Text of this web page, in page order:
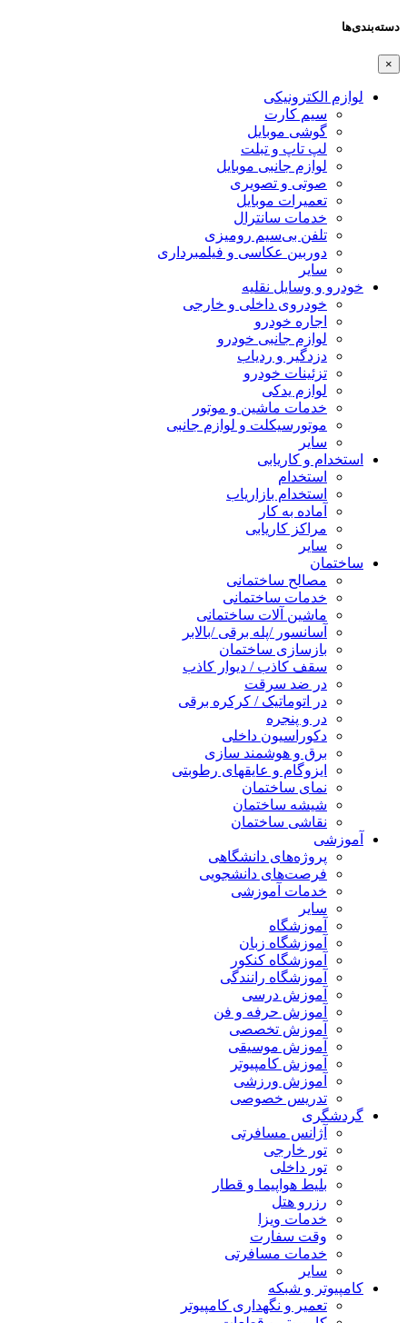
دسته‌بندی‌ها
×
لوازم الکترونیکی
سیم کارت
گوشی موبایل
لپ تاپ و تبلت
لوازم جانبی موبایل
صوتی و تصویری
تعمیرات موبایل
خدمات سانترال
تلفن بی‌سیم رومیزی
دوربین عکاسی و فیلمبرداری
سایر
خودرو و وسایل نقلیه
خودروی داخلی و خارجی
اجاره خودرو
لوازم جانبی خودرو
دزدگیر و ردیاب
تزئینات خودرو
لوازم یدکی
خدمات ماشین و موتور
موتورسیکلت و لوازم جانبی
سایر
استخدام و کاریابی
استخدام
استخدام بازاریاب
آماده به کار
مراکز کاریابی
سایر
ساختمان
مصالح ساختمانی
خدمات ساختمانی
ماشین آلات ساختمانی
آسانسور /پله برقی /بالابر
بازسازی ساختمان
سقف کاذب / دیوار کاذب
در ضد سرقت
در اتوماتیک / کرکره برقی
در و پنجره
دکوراسیون داخلی
برق و هوشمند سازی
ایزوگام و عایقهای رطوبتی
نمای ساختمان
شیشه ساختمان
نقاشی ساختمان
آموزشی
پروژه‌های دانشگاهی
فرصت‌های دانشجویی
خدمات آموزشی
سایر
آموزشگاه
آموزشگاه زبان
آموزشگاه کنکور
آموزشگاه رانندگی
آموزش درسی
آموزش حرفه و فن
آموزش تخصصی
آموزش موسیقی
آموزش کامپیوتر
آموزش ورزشی
تدریس خصوصی
گردشگری
آژانس مسافرتی
تور خارجی
تور داخلی
بلیط هواپیما و قطار
رزرو هتل
خدمات ویزا
وقت سفارت
خدمات مسافرتی
سایر
کامپیوتر و شبکه
تعمیر و نگهداری کامپیوتر